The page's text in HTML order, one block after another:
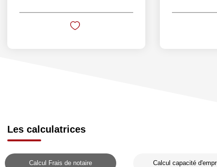
Les calculatrices
Calcul Frais de notaire Calcul capacité